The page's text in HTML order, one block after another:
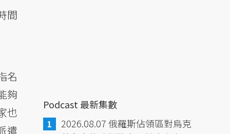
間
名
夠
也
遣
Podcast 最新集數
2026.08.07 俄羅斯佔領區對烏克